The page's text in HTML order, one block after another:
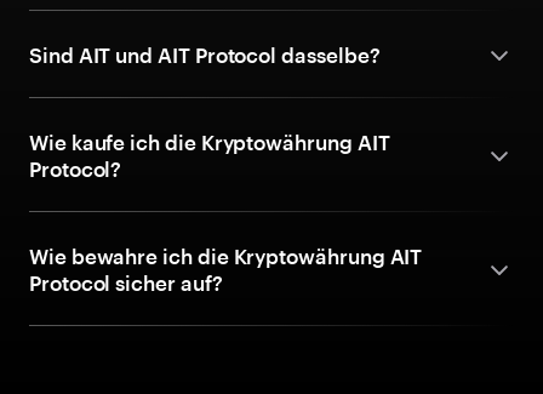
Sind AIT und AIT Protocol dasselbe?
Wie kaufe ich die Kryptowährung AIT
Protocol?
Wie bewahre ich die Kryptowährung AIT
Protocol sicher auf?